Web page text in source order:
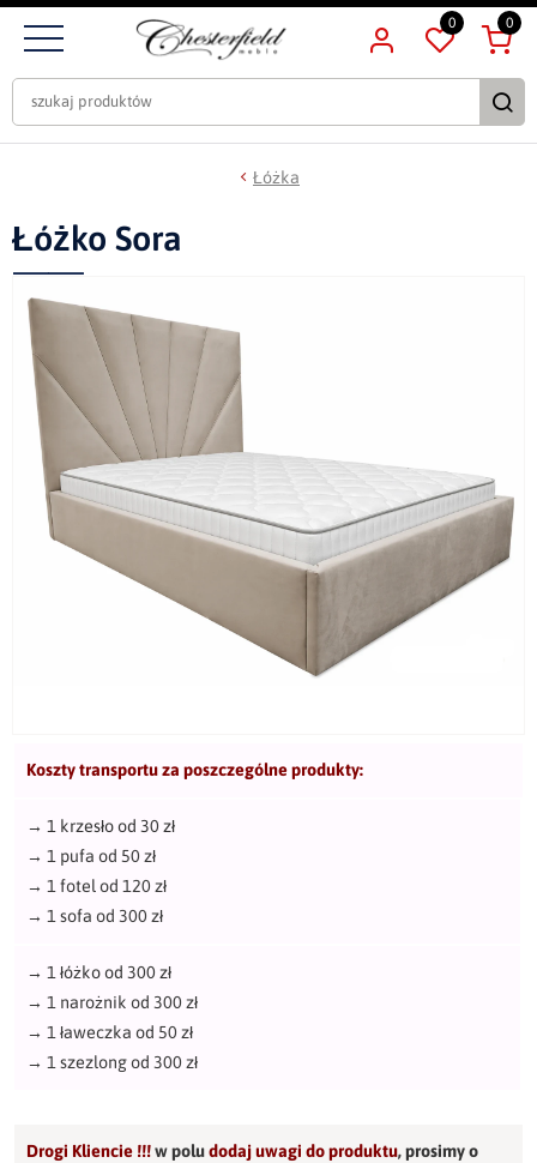
0 0
Łóżka
Łóżko Sora
Koszty transportu za poszczególne produkty:
→ 1 krzesło od 30 zł
→ 1 pufa od 50 zł
→ 1 fotel od 120 zł
→ 1 sofa od 300 zł
→ 1 łóżko od 300 zł
→ 1 narożnik od 300 zł
→ 1 ławeczka od 50 zł
→ 1 szezlong od 300 zł
Drogi Kliencie !!!w poludodaj uwagi do produktu,prosimy o